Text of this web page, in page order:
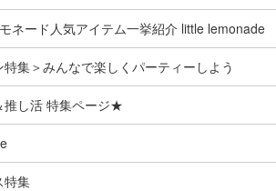
ネード人気アイテム一挙紹介 little lemonade
集＞みんなで楽しくパーティーしよう
推し活 特集ページ★
特集